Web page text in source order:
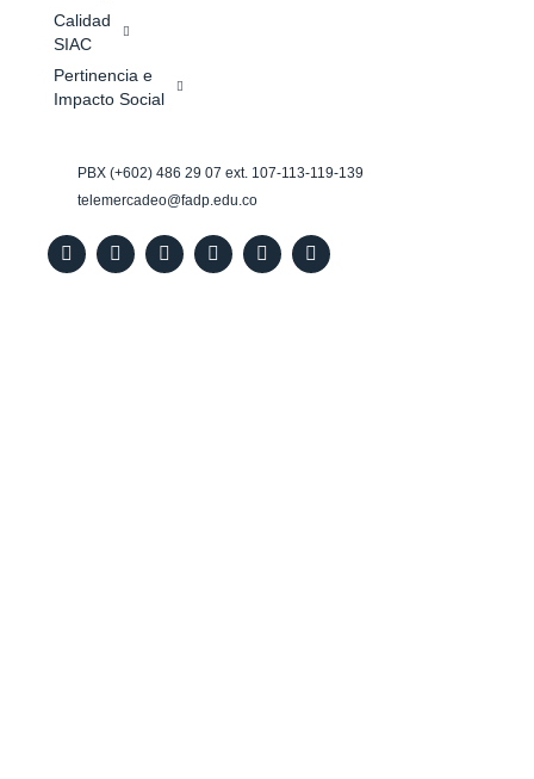
Calidad
SIAC
Pertinencia e
Impacto Social
PBX (+602) 486 29 07 ext. 107-113-119-139
telemercadeo@fadp.edu.co